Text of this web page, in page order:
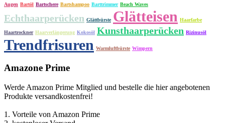
Augen Bartöl Bartschere Bartshampoo Barttrimmer Beach Waves
Echthaarperücken Glättbürste Glätteisen Haarfarbe
Haartrockner Haarverlängerung Kokosöl Kunsthaarperücken Rizinusöl
Trendfrisuren Warmluftbürste Wimpern
Amazone Prime
Werde Amazon Prime Mitglied und bestelle die hier angebotenen
Produkte versandkostenfrei!
1. Vorteile von Amazon Prime